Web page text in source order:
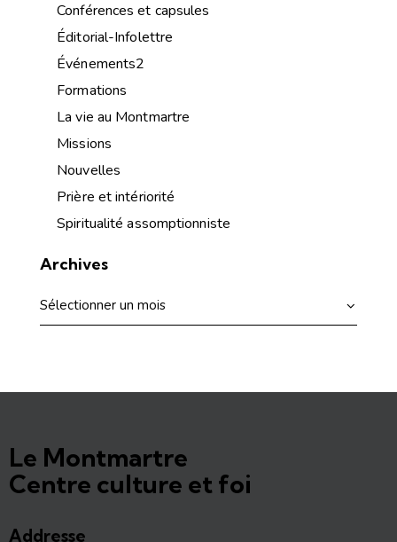
Conférences et capsules
Éditorial-Infolettre
Événements2
Formations
La vie au Montmartre
Missions
Nouvelles
Prière et intériorité
Spiritualité assomptionniste
Archives
Le Montmartre
Centre culture et foi
Addresse